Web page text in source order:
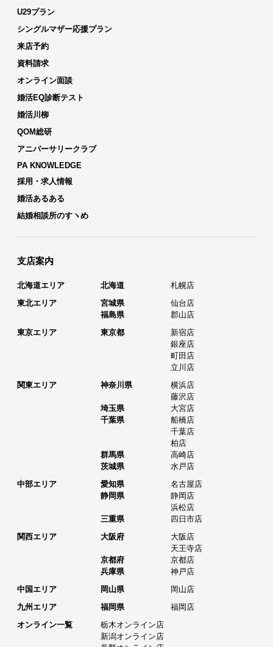
U29プラン
シングルマザー応援プラン
来店予約
資料請求
オンライン面談
婚活EQ診断テスト
婚活川柳
QOM総研
アニバーサリークラブ
PA KNOWLEDGE
採用・求人情報
婚活あるある
結婚相談所のすヽめ
支店案内
北海道エリア 北海道
札幌店
東北エリア
宮城県
仙台店
福島県
郡山店
東京エリア
東京都
新宿店
銀座店
町田店
立川店
関東エリア
神奈川県
横浜店
藤沢店
埼玉県
大宮店
千葉県
船橋店
千葉店
柏店
群馬県
高崎店
茨城県
水戸店
中部エリア
愛知県
名古屋店
静岡県
静岡店
浜松店
三重県
四日市店
関西エリア
大阪府
大阪店
天王寺店
京都府
京都店
兵庫県
神戸店
中国エリア
岡山県
岡山店
九州エリア
福岡県
福岡店
オンライン一覧
栃木オンライン店
新潟オンライン店